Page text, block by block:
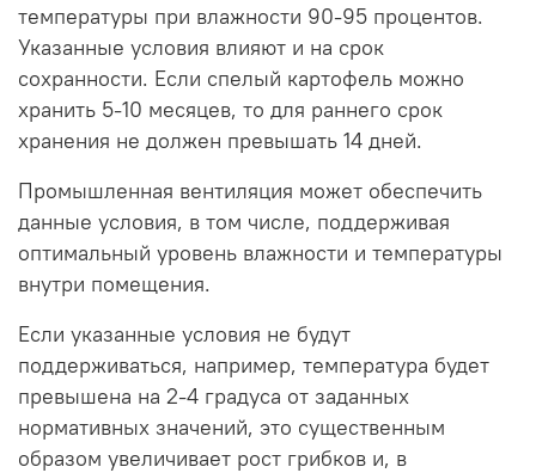
температуры при влажности 90-95 процентов.
Указанные условия влияют и на срок
сохранности. Если спелый картофель можно
хранить 5-10 месяцев, то для раннего срок
хранения не должен превышать 14 дней.
Промышленная вентиляция может обеспечить
данные условия, в том числе, поддерживая
оптимальный уровень влажности и температуры
внутри помещения.
Если указанные условия не будут
поддерживаться, например, температура будет
превышена на 2-4 градуса от заданных
нормативных значений, это существенным
образом увеличивает рост грибков и, в